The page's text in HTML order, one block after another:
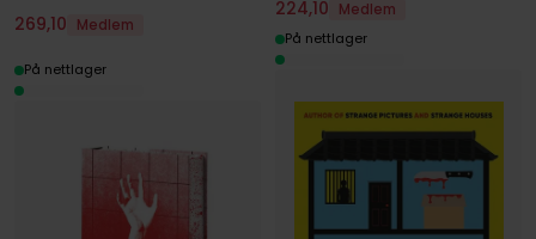
269,10 Medlem
På nettlager
224,10
Medlem
På nettlager